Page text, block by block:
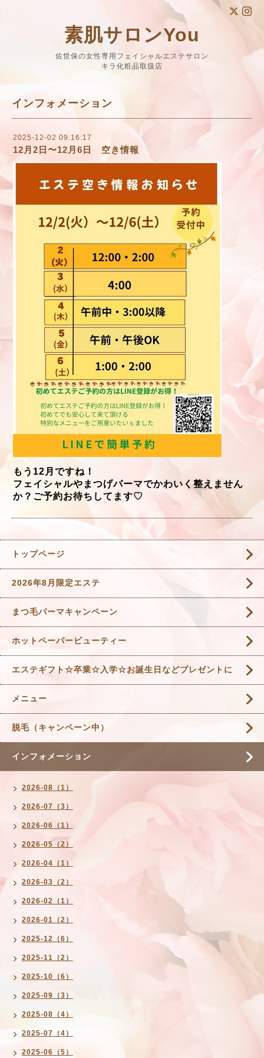
素肌サロンYou
佐世保の女性専用フェイシャルエステサロン
キラ化粧品取扱店
インフォメーション
2025-12-02 09:16:17
12月2日〜12月6日 空き情報
もう12月ですね！
フェイシャルやまつげパーマでかわいく整えません
か？ご予約お待ちしてます♡
トップページ
2026年8月限定エステ
まつ毛パーマキャンペーン
ホットペーパービューティー
エステギフト☆卒業☆入学☆お誕生日などプレゼントに
メニュー
脱毛（キャンペーン中）
インフォメーション
2026-08（1）
2026-07（3）
2026-06（1）
2026-05（2）
2026-04（1）
2026-03（2）
2026-02（1）
2026-01（2）
2025-12（6）
2025-11（2）
2025-10（6）
2025-09（3）
2025-08（4）
2025-07（4）
2025-06（5）